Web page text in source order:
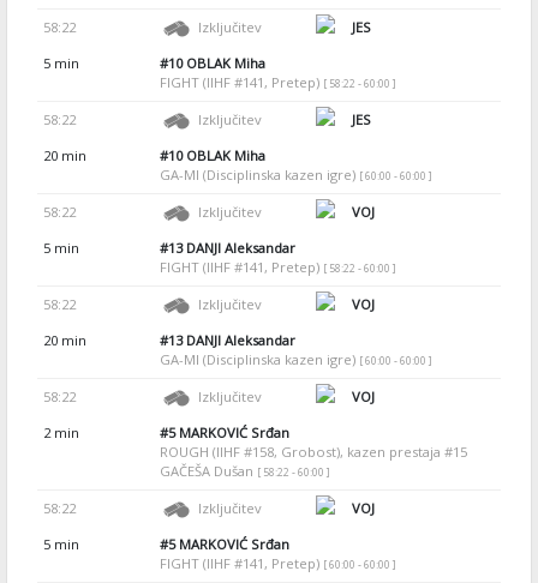
58:22 Izključitev
JES
5 min
#10OBLAK Miha
FIGHT (IIHF #141, Pretep) [ 58:22 - 60:00 ]
58:22 Izključitev
JES
20 min
#10OBLAK Miha
GA-MI (Disciplinska kazen igre) [ 60:00 - 60:00 ]
58:22 Izključitev
VOJ
5 min
#13DANJI Aleksandar
FIGHT (IIHF #141, Pretep) [ 58:22 - 60:00 ]
58:22 Izključitev
VOJ
20 min
#13DANJI Aleksandar
GA-MI (Disciplinska kazen igre) [ 60:00 - 60:00 ]
58:22 Izključitev
VOJ
2 min
#5MARKOVIĆ Srđan
ROUGH (IIHF #158, Grobost), kazen prestaja #15
GAČEŠA Dušan [ 58:22 - 60:00 ]
58:22 Izključitev
VOJ
5 min
#5MARKOVIĆ Srđan
FIGHT (IIHF #141, Pretep) [ 60:00 - 60:00 ]